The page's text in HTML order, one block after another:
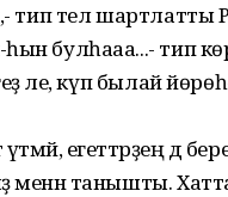
тип тел шартлатты
һын булһааа...- тип
әле, күп былай
егеттәрҙең дә
менән танышты.